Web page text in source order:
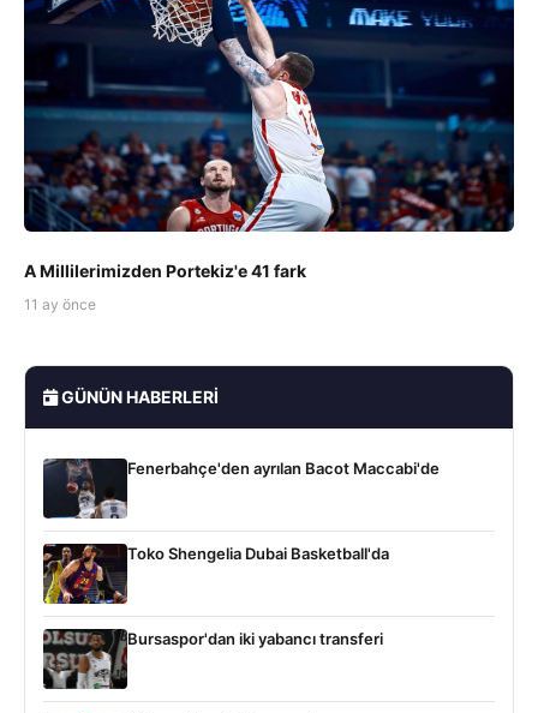
A Millilerimizden Portekiz'e 41 fark
11 ay önce
GÜNÜN HABERLERI
Fenerbahçe'den ayrılan Bacot Maccabi'de
Toko Shengelia Dubai Basketball'da
Bursaspor'dan iki yabancı transferi